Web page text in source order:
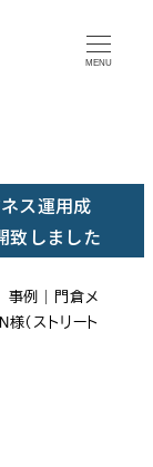
MENU
ス運用成
致しました
事例｜門倉メ
（ストリート